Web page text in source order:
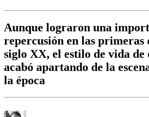
Aunque lograron una
repercusión en las primeras
siglo XX, el estilo de vida de
acabó apartando de la
la época